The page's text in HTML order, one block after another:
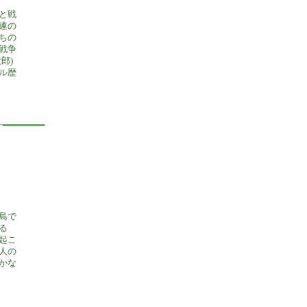
戦
の
の
争
)
歴
で
こ
の
な